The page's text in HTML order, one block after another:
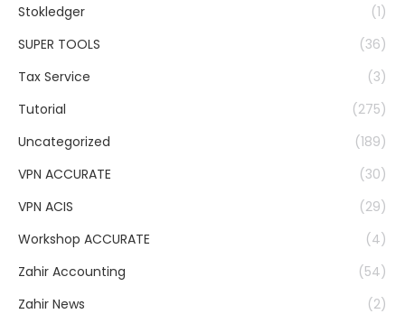
Stokledger
(1)
SUPER TOOLS
(36)
Tax Service
(3)
Tutorial
(275)
Uncategorized
(189)
VPN ACCURATE
(30)
VPN ACIS
(29)
Workshop ACCURATE
(4)
Zahir Accounting
(54)
Zahir News
(2)